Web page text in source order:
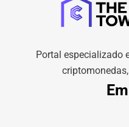
Portal especializado